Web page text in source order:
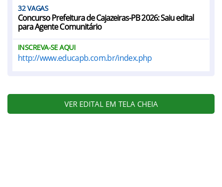
32
Concurso Prefeitura de Cajazeiras-PB 2026: Saiu edital
para Agente Comunitário
INSCREVA-SE AQUI
http://www.educapb.com.br/index.php
VER EDITAL EM TELA CHEIA